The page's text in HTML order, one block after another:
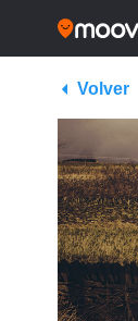
Volver